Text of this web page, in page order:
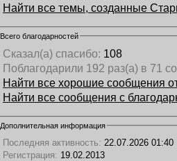
Найти все темы, созданные
Всего благодарностей
Сказал(а) спасибо: 108
Поблагодарили 192 раз(а) в 71
Найти все хорошие сообщения
Найти все сообщения с
Дополнительная информация
Последняя активность: 22.07.2026 01:40
Регистрация: 19.02.2013